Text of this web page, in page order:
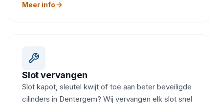
Meer info
Slot vervangen
Slot kapot, sleutel kwijt of toe aan beter beveiligde
cilinders in Dentergem? Wij vervangen elk slot snel